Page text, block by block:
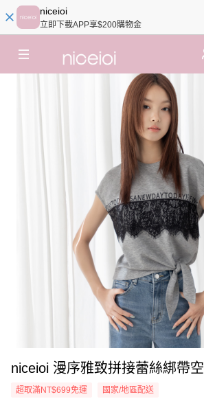
niceioi
立即下載APP享$200購物金
niceioi 漫序雅致拼接蕾絲綁帶
超取滿NT$699免運 國家/地區配送